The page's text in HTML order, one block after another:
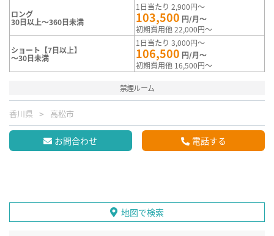
ロング
30日以上～360日未満
1日当たり 2,900円～
103,500 円/月～
初期費用他 22,000円～
ショート【7日以上】
～30日未満
1日当たり 3,000円～
106,500 円/月～
初期費用他 16,500円～
禁煙ルーム
香川県 高松市
お問合わせ 電話する
地図で検索